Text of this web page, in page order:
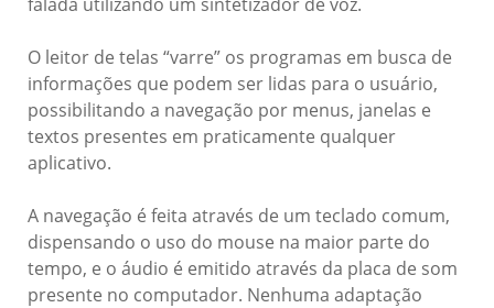
O leitor de telas “varre” os programas em busca de
informações que podem ser lidas para o usuário,
possibilitando a navegação por menus, janelas e
textos presentes em praticamente qualquer
aplicativo.
A navegação é feita através de um teclado comum,
dispensando o uso do mouse na maior parte do
tempo, e o áudio é emitido através da placa de som
presente no computador. Nenhuma adaptação